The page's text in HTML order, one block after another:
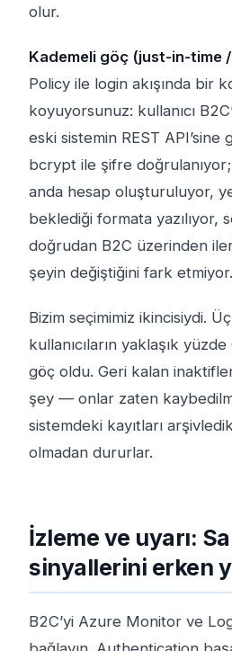
olur.
Kademeli göç (just-in-time
Policy ile login akışında bir
koyuyorsunuz: kullanıcı
eski sistemin REST API’sine
bcrypt ile şifre
anda hesap oluşturuluyor,
beklediği formata yazılıyor,
doğrudan B2C üzerinden
şeyin değiştiğini fark etmiyor.
Bizim seçimimiz ikincisiydi.
kullanıcıların yaklaşık
göç oldu. Geri kalan
şey — onlar zaten
sistemdeki kayıtları
olmadan dururlar.
İzleme ve uyarı:
sinyallerini erken
B2C’yi Azure Monitor ve